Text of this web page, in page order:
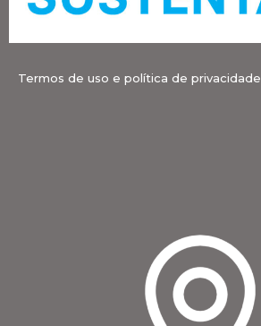
Termos de uso e política de privacidade